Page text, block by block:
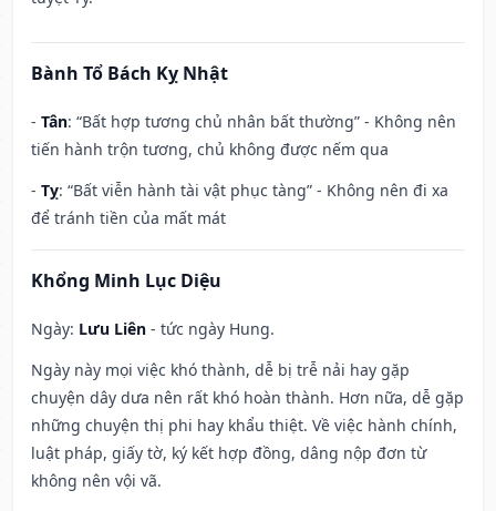
Bành Tổ Bách Kỵ Nhật
- Tân: “Bất hợp tương chủ nhân bất thường” - Không nên
tiến hành trộn tương, chủ không được nếm qua
- Tỵ: “Bất viễn hành tài vật phục tàng” - Không nên đi xa
để tránh tiền của mất mát
Khổng Minh Lục Diệu
Ngày: Lưu Liên - tức ngày Hung.
Ngày này mọi việc khó thành, dễ bị trễ nải hay gặp
chuyện dây dưa nên rất khó hoàn thành. Hơn nữa, dễ gặp
những chuyện thị phi hay khẩu thiệt. Về việc hành chính,
luật pháp, giấy tờ, ký kết hợp đồng, dâng nộp đơn từ
không nên vội vã.